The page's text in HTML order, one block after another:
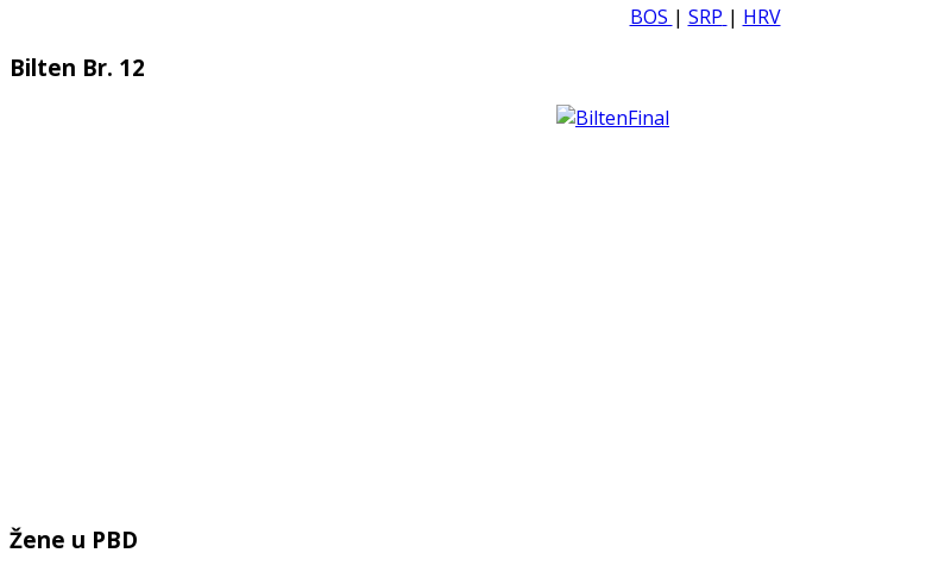
BOS | SRP | HRV
Bilten Br. 12
Žene u PBD